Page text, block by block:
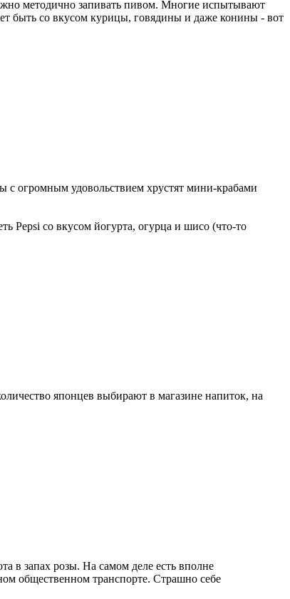
методично запивать пивом. Многие испытывают
быть со вкусом курицы, говядины и даже конины - вот
огромным удовольствием хрустят мини-крабами
Pepsi со вкусом йогурта, огурца и шисо (что-то
японцев выбирают в магазине напиток, на
в запах розы. На самом деле есть вполне
общественном транспорте. Страшно себе